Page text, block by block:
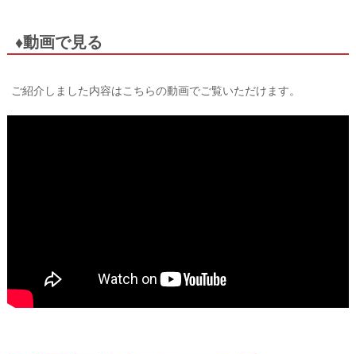
♦動画で見る
ご紹介しました内容はこちらの動画でご覧いただけます。